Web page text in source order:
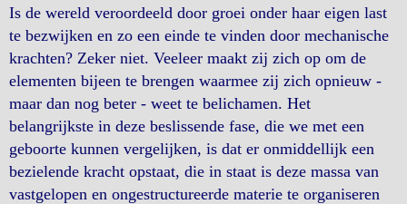
Is de wereld veroordeeld door groei onder haar eigen last
te bezwijken en zo een einde te vinden door mechanische
krachten? Zeker niet. Veeleer maakt zij zich op om de
elementen bijeen te brengen waarmee zij zich opnieuw -
maar dan nog beter - weet te belichamen. Het
belangrijkste in deze beslissende fase, die we met een
geboorte kunnen vergelijken, is dat er onmiddellijk een
bezielende kracht opstaat, die in staat is deze massa van
vastgelopen en ongestructureerde materie te organiseren